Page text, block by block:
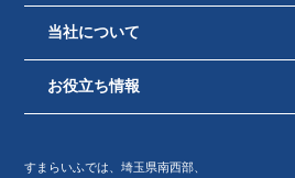
当社について
お役立ち情報
すまらいふでは、埼玉県南西部、